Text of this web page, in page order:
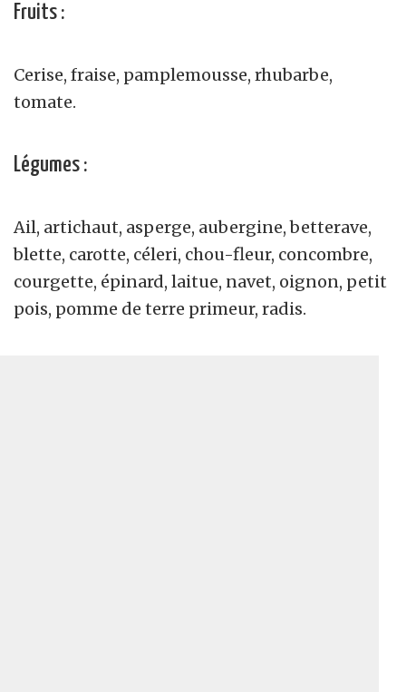
Fruits :
Cerise, fraise, pamplemousse, rhubarbe,
tomate.
Légumes :
Ail, artichaut, asperge, aubergine, betterave,
blette, carotte, céleri, chou-fleur, concombre,
courgette, épinard, laitue, navet, oignon, petit
pois, pomme de terre primeur, radis.